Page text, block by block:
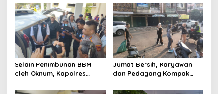
Optimalkan Penyaluran
BBM Subsidi dan Perkuat
Pengawasan di Kabupaten
Ogan Komering Ulu
Media dan Polri
Selain Penimbunan BBM
oleh Oknum, Kapolres
Kurang, Pertamina Patra
Jumat Bersih, Karyawan
dan Pedagang Kompak
Lama